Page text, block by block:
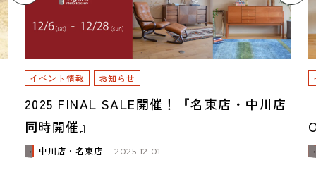
イベント情報 お知らせ
2025 FINAL SALE開催！『名東店・中川店
同時開催』
中川店・名東店 2025.12.01